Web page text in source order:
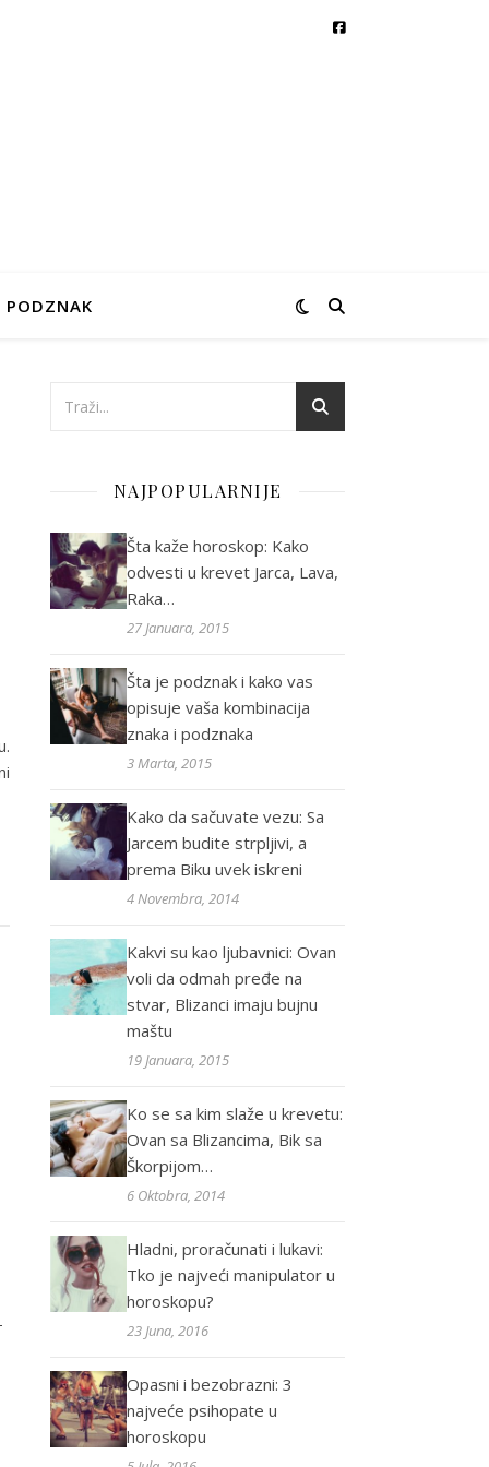
PODZNAK
NAJPOPULARNIJE
Šta kaže horoskop: Kako
odvesti u krevet Jarca, Lava,
Raka…
27 Januara, 2015
Šta je podznak i kako vas
opisuje vaša kombinacija
znaka i podznaka
3 Marta, 2015
Kako da sačuvate vezu: Sa
Jarcem budite strpljivi, a
prema Biku uvek iskreni
4 Novembra, 2014
Kakvi su kao ljubavnici: Ovan
voli da odmah pređe na
stvar, Blizanci imaju bujnu
maštu
19 Januara, 2015
Ko se sa kim slaže u krevetu:
Ovan sa Blizancima, Bik sa
Škorpijom…
6 Oktobra, 2014
Hladni, proračunati i lukavi:
Tko je najveći manipulator u
horoskopu?
23 Juna, 2016
Opasni i bezobrazni: 3
najveće psihopate u
horoskopu